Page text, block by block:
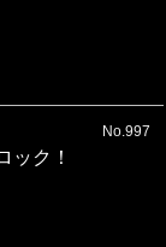
No.997
ック！